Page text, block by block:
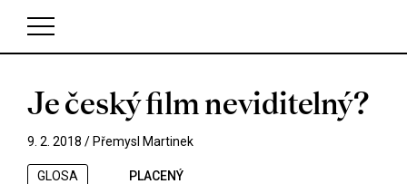
V košíku zatím nemáte žádné položky.
Je český film neviditelný?
9. 2. 2018 / Přemysl Martinek
GLOSA PLACENÝ